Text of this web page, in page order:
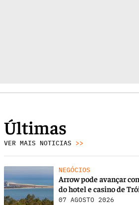
Últimas
VER MAIS NOTICIAS >>
NEGÓCIOS
Arrow pode avançar
do hotel e casino de
07 AGOSTO 2026